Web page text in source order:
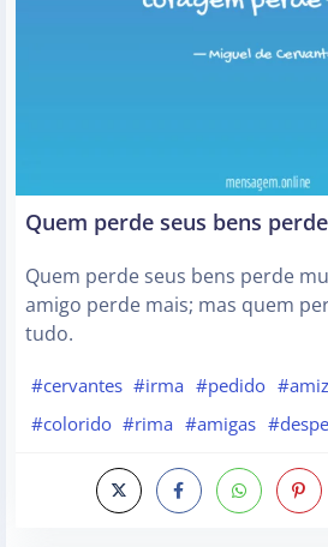
Quem perde seus bens
Quem perde seus bens perde
amigo perde mais; mas quem
tudo.
#cervantes #irma #pedido
#colorido #rima #amigas